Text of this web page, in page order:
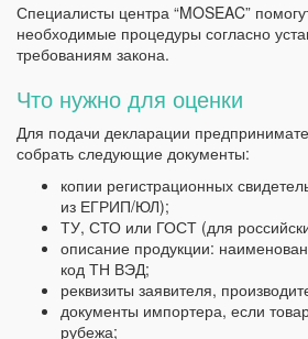
Специалисты центра “MOSEAC”
необходимые процедуры согласно
требованиям закона.
Что нужно для оценки
Для подачи декларации
собрать следующие документы:
копии регистрационных
из ЕГРИП/ЮЛ);
ТУ, СТО или ГОСТ (для
описание продукции:
код ТН ВЭД;
реквизиты заявителя,
документы импортера, если
рубежа;